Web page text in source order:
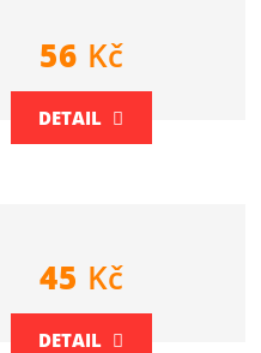
56 Kč
DETAIL
45 Kč
DETAIL